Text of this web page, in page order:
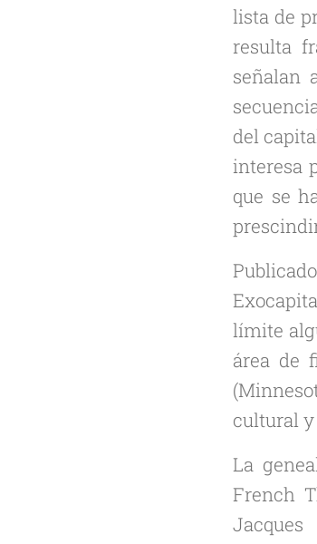
lista de
resulta
señalan
del
interesa
que se
límite
área de
cultural y
La
French